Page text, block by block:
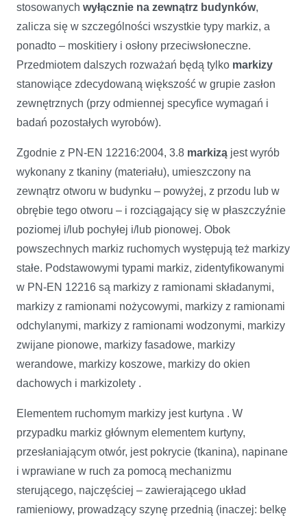
stosowanych wyłącznie na zewnątrz budynków,
zalicza się w szczególności wszystkie typy markiz, a
ponadto – moskitiery i osłony przeciwsłoneczne.
Przedmiotem dalszych rozważań będą tylko markizy
stanowiące zdecydowaną większość w grupie zasłon
zewnętrznych (przy odmiennej specyfice wymagań i
badań pozostałych wyrobów).
Zgodnie z PN-EN 12216:2004, 3.8 markizą jest wyrób
wykonany z tkaniny (materiału), umieszczony na
zewnątrz otworu w budynku – powyżej, z przodu lub w
obrębie tego otworu – i rozciągający się w płaszczyźnie
poziomej i/lub pochyłej i/lub pionowej. Obok
powszechnych markiz ruchomych występują też markizy
stałe. Podstawowymi typami markiz, zidentyfikowanymi
w PN-EN 12216 są markizy z ramionami składanymi,
markizy z ramionami nożycowymi, markizy z ramionami
odchylanymi, markizy z ramionami wodzonymi, markizy
zwijane pionowe, markizy fasadowe, markizy
werandowe, markizy koszowe, markizy do okien
dachowych i markizolety .
Elementem ruchomym markizy jest kurtyna . W
przypadku markiz głównym elementem kurtyny,
przesłaniającym otwór, jest pokrycie (tkanina), napinane
i wprawiane w ruch za pomocą mechanizmu
sterującego, najczęściej – zawierającego układ
ramieniowy, prowadzący szynę przednią (inaczej: belkę